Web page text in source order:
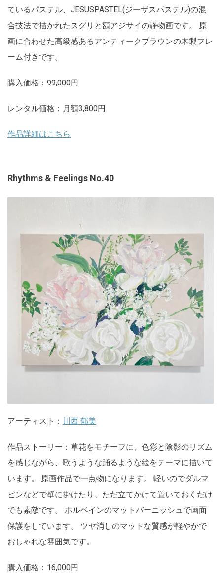
ているパステル、JESUSPASTEL(ジーザスパステル)の混
合技法で描かれたスグリと額アジサイの静物画です。 原
画に合わせた高級感あるアンティークブラウンの木製フレ
ーム付きです。
購入価格：99,000円
レンタル価格：月額3,800円
作品詳細はこちら
Rhythms & Feelings No.40
アーティスト： 川西 郁美
作品ストーリー：草花をモチーフに、色彩と陰影のリズム
を感じながら、歌うような踊るような絵をテーマに描いて
います。 原画作品で一点物になります。 軽いのでダルマ
ピンなどで壁に掛けたり、ただ立てかけて置いておくだけ
でも素敵です。 ホルベインのマットバーニッシュで画面
保護をしています。 ツヤ消しのマットな質感が軽やかで
おしゃれな雰囲気です。
購入価格：16,000円